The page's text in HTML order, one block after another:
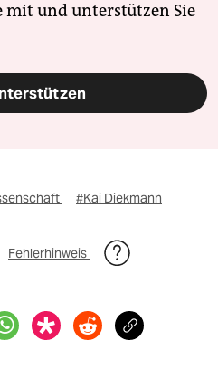
mit und unterstützen Sie
#Kai Diekmann
Fehlerhinweis